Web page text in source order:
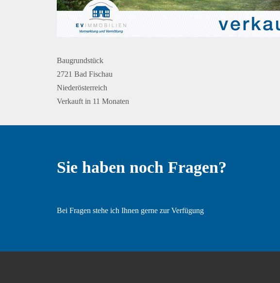
Baugrundstück
2721 Bad Fischau
Niederösterreich
Verkauft in 11 Monaten
Sie haben noch Fragen?
Bei Fragen stehe ich Ihnen gerne zur Verfügung